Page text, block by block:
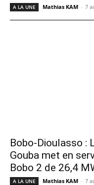
A LA UNE Mathias KAM - 7
Bobo-Dioulasso :
Gouba met en
Bobo 2 de 26,4
A LA UNE Mathias KAM - 7